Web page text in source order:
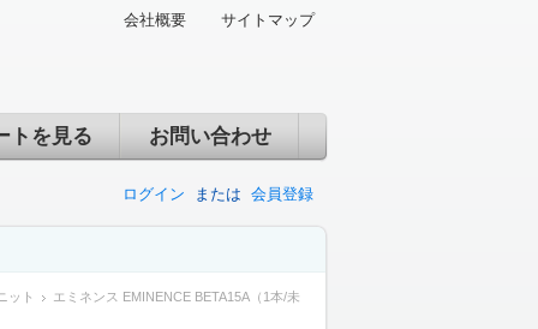
会社概要 サイトマップ
トを見る お問い合わせ
ログイン または 会員登録
ット エミネンス EMINENCE BETA15A（1本/未